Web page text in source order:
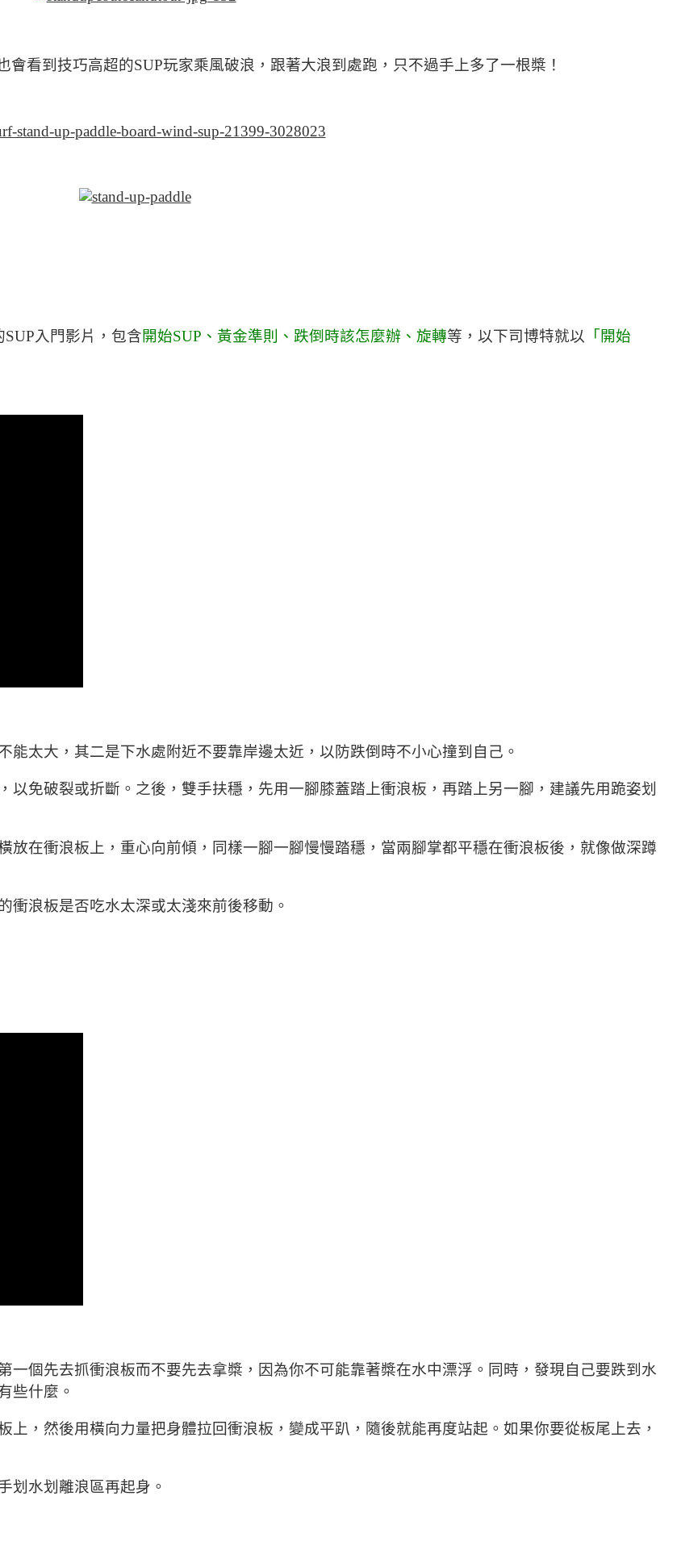
看到技巧高超的SUP玩家乘風破浪，跟著大浪到處跑，只不過手上多了一根槳！
入門影片，包含開始SUP、黃金準則、跌倒時該怎麼辦、旋轉等，以下司博特就以 「開始
太大，其二是下水處附近不要靠岸邊太近，以防跌倒時不小心撞到自己。
免破裂或折斷。之後，雙手扶穩，先用一腳膝蓋踏上衝浪板，再踏上另一腳，建議先用跪姿划
放在衝浪板上，重心向前傾，同樣一腳一腳慢慢踏穩，當兩腳掌都平穩在衝浪板後，就像做深蹲
衝浪板是否吃水太深或太淺來前後移動。
個先去抓衝浪板而不要先去拿槳，因為你不可能靠著槳在水中漂浮。同時，發現自己要跌到水
些什麼。
，然後用橫向力量把身體拉回衝浪板，變成平趴，隨後就能再度站起。如果你要從板尾上去，
划水划離浪區再起身。